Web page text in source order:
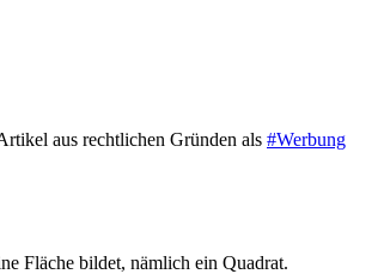
aus rechtlichen Gründen als #Werbung
Fläche bildet, nämlich ein Quadrat.